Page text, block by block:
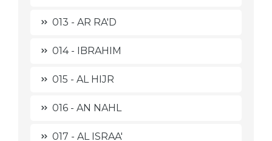
013 - AR RA'D
014 - IBRAHIM
015 - AL HIJR
016 - AN NAHL
017 - AL ISRAA'